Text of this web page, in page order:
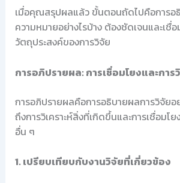
เมื่อคุณสรุปผลแล้ว ขั้นตอนถัดไปคือการอ
ความหมายอย่างไรบ้าง ต้องชัดเจนและเชื่
วัตถุประสงค์ของการวิจัย
การอภิปรายผล: การเชื่อมโยงและการ
การอภิปรายผลคือการอธิบายผลการวิจัยอ
ถึงการวิเคราะห์สิ่งที่เกิดขึ้นและการเชื่อมโ
อื่น ๆ
1. เปรียบเทียบกับงานวิจัยที่เกี่ยวข้อง